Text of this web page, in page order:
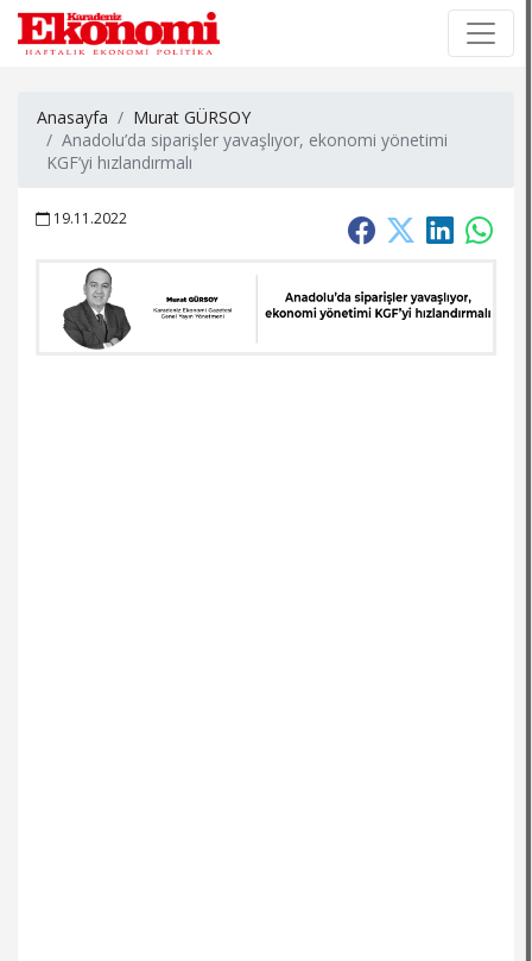
Anasayfa
Murat GÜRSOY
Anadolu’da siparişler yavaşlıyor, ekonomi yönetimi
KGF’yi hızlandırmalı
19.11.2022
×
×